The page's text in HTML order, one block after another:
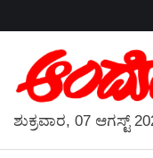
ಶುಕ್ರವಾರ, 07 ಆಗಸ್ಟ್